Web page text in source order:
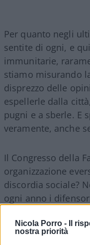
Nicola Porro -
Il
nostra priorità
Per quanto negli
sentite di ogni, e
immunitarie,
stiamo misurando
disprezzo delle
espellerle dalla
pugni e a sberle. E
veramente, anche
Il Congresso della
organizzazione
discordia sociale?
ogni anno i
uomo e di una
Costituzione.